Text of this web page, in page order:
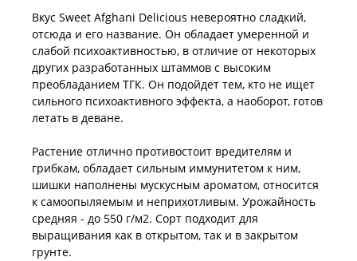
Вкус Sweet Afghani Delicious невероятно сладкий,
отсюда и его название. Он обладает умеренной и
слабой психоактивностью, в отличие от некоторых
других разработанных штаммов с высоким
преобладанием ТГК. Он подойдет тем, кто не ищет
сильного психоактивного эффекта, а наоборот, готов
летать в деване.
Растение отлично противостоит вредителям и
грибкам, обладает сильным иммунитетом к ним,
шишки наполнены мускусным ароматом, относится
к самоопыляемым и неприхотливым. Урожайность
средняя - до 550 г/м2. Сорт подходит для
выращивания как в открытом, так и в закрытом
грунте.